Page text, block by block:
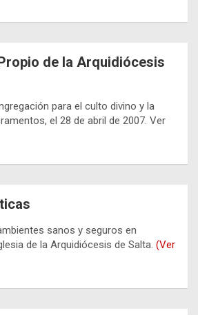
de la Arquidiócesis
para el culto divino y la
el 28 de abril de 2007. Ver
sanos y seguros en
de la Arquidiócesis de Salta. (Ver